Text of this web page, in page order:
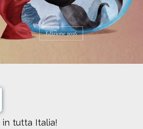
in tutta Italia!